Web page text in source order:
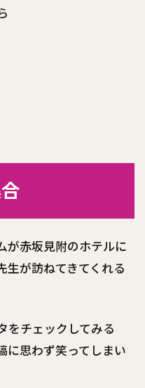
が赤坂見附のホテルに
生が訪ねてきてくれる
をチェックしてみる
に思わず笑ってしまい